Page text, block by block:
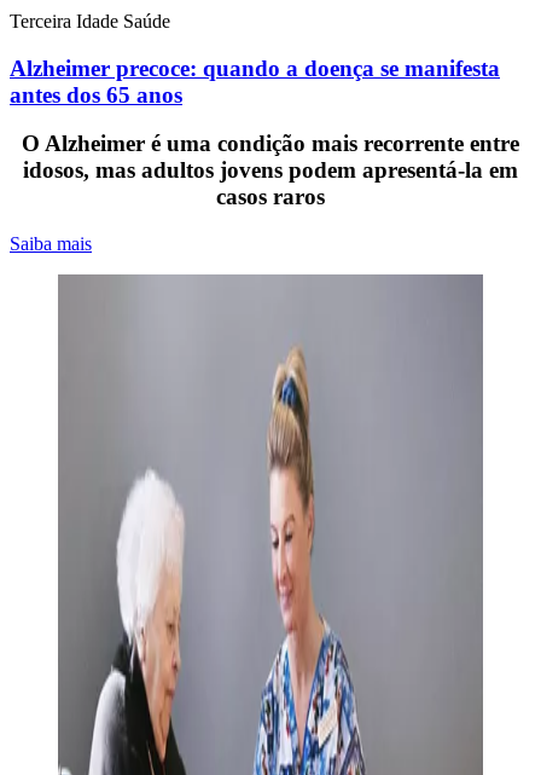
Terceira Idade Saúde
Alzheimer precoce: quando a doença se manifesta
antes dos 65 anos
O Alzheimer é uma condição mais recorrente entre
idosos, mas adultos jovens podem apresentá-la em
casos raros
Saiba mais